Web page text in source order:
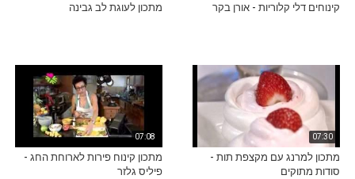
קינוחים דלי קלוריות - אורן בקר מתכון לעוגת לב גבינה
07:30
מתכון למרנג עם מקצפת תות -
סודות מתוקים
07:08
מתכון קינוח פירות לארוחת החג -
פיליס גלזר